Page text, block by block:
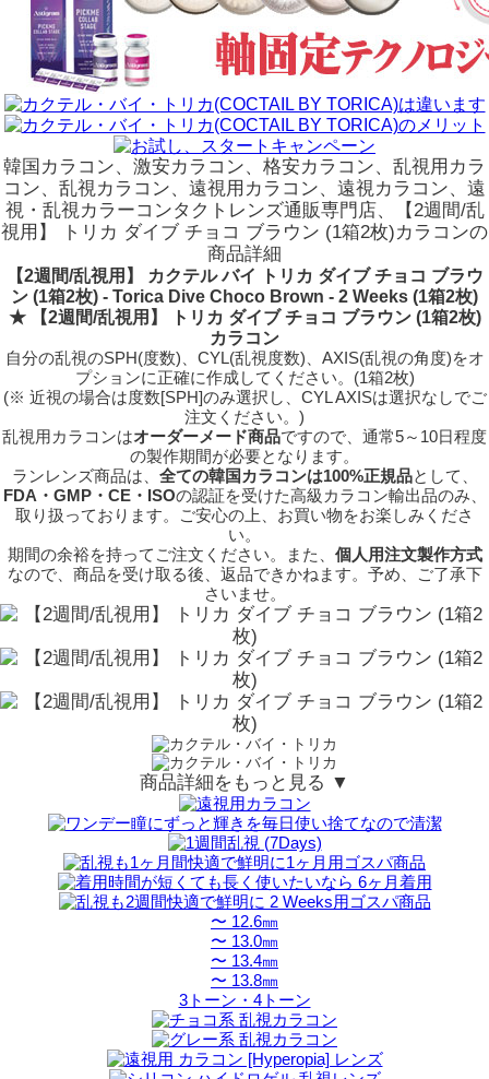
韓国カラコン、激安カラコン、格安カラコン、乱視用カラ
コン、乱視カラコン、遠視用カラコン、遠視カラコン、遠
視・乱視カラーコンタクトレンズ通販専門店、【2週間/乱
視用】 トリカ ダイブ チョコ ブラウン (1箱2枚)カラコンの
商品詳細
【2週間/乱視用】 カクテル バイ トリカ ダイブ チョコ ブラウ
ン (1箱2枚) - Torica Dive Choco Brown - 2 Weeks (1箱2枚)
★ 【2週間/乱視用】 トリカ ダイブ チョコ ブラウン (1箱2枚)
カラコン
自分の乱視のSPH(度数)、CYL(乱視度数)、AXIS(乱視の角度)をオ
プションに正確に作成してください。(1箱2枚)
(※ 近視の場合は度数[SPH]のみ選択し、CYL AXISは選択なしでご
注文ください。)
乱視用カラコンはオーダーメード商品ですので、 通常5～10日程度
の製作期間が必要となります。
ランレンズ商品は、 全ての韓国カラコンは100%正規品として、
FDA・GMP・CE・ISOの認証を受けた高級カラコン輸出品のみ、
取り扱っております。ご安心の上、お買い物をお楽しみくださ
い。
期間の余裕を持ってご注文ください。また、 個人用注文製作方式
なので、商品を受け取る後、返品できかねます。予め、ご了承下
さいませ。
商品詳細をもっと見る ▼
〜 12.6㎜
〜 13.0㎜
〜 13.4㎜
〜 13.8㎜
3トーン・4トーン